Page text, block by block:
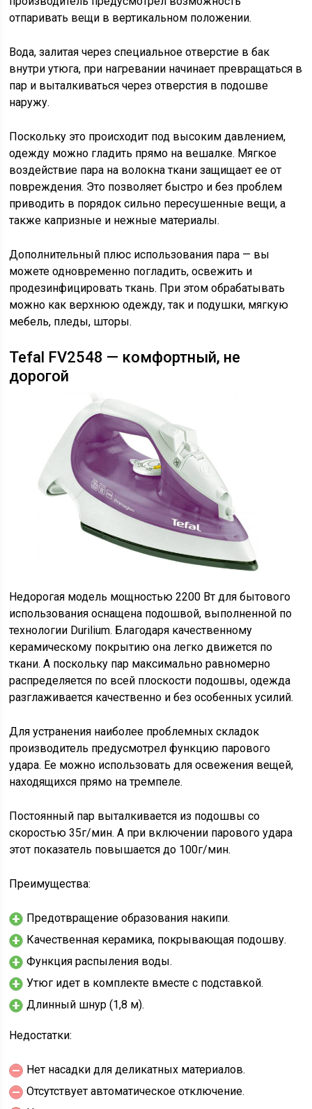
отпаривать вещи в вертикальном положении.
Вода, залитая через специальное отверстие в бак
внутри утюга, при нагревании начинает превращаться в
пар и выталкиваться через отверстия в подошве
наружу.
Поскольку это происходит под высоким давлением,
одежду можно гладить прямо на вешалке. Мягкое
воздействие пара на волокна ткани защищает ее от
повреждения. Это позволяет быстро и без проблем
приводить в порядок сильно пересушенные вещи, а
также капризные и нежные материалы.
Дополнительный плюс использования пара — вы
можете одновременно погладить, освежить и
продезинфицировать ткань. При этом обрабатывать
можно как верхнюю одежду, так и подушки, мягкую
мебель, пледы, шторы.
Tefal FV2548 — комфортный, не
дорогой
Недорогая модель мощностью 2200 Вт для бытового
использования оснащена подошвой, выполненной по
технологии Durilium. Благодаря качественному
керамическому покрытию она легко движется по
ткани. А поскольку пар максимально равномерно
распределяется по всей плоскости подошвы, одежда
разглаживается качественно и без особенных усилий.
Для устранения наиболее проблемных складок
производитель предусмотрел функцию парового
удара. Ее можно использовать для освежения вещей,
находящихся прямо на тремпеле.
Постоянный пар выталкивается из подошвы со
скоростью 35г/мин. А при включении парового удара
этот показатель повышается до 100г/мин.
Преимущества:
Предотвращение образования накипи.
Качественная керамика, покрывающая подошву.
Функция распыления воды.
Утюг идет в комплекте вместе с подставкой.
Длинный шнур (1,8 м).
Недостатки:
Нет насадки для деликатных материалов.
Отсутствует автоматическое отключение.